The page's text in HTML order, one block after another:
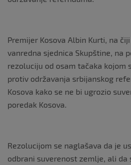
Premijer Kosova Albin Kurti, na
vanredna sjednica Skupštine, na
rezoluciju od osam tačaka kojom
protiv održavanja srbijanskog
Kosova kako se ne bi ugrozio
poredak Kosova.
Rezolucijom se naglašava da je
odbrani suverenost zemlje, ali da